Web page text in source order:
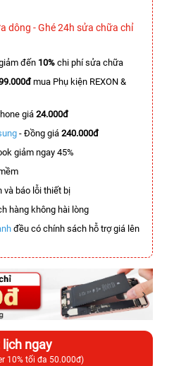
dông - Ghé 24h sửa chữa chỉ
đến 10% chi phí sửa chữa
mua Phụ kiện REXON &
giá24.000đ
- Đồng giá 240.000đ
giảm ngay 45%
báo lỗi thiết bị
hàng không hài lòng
đều có chính sách hỗ trợ giá lên
ngay
10% tối đa 50.000đ)